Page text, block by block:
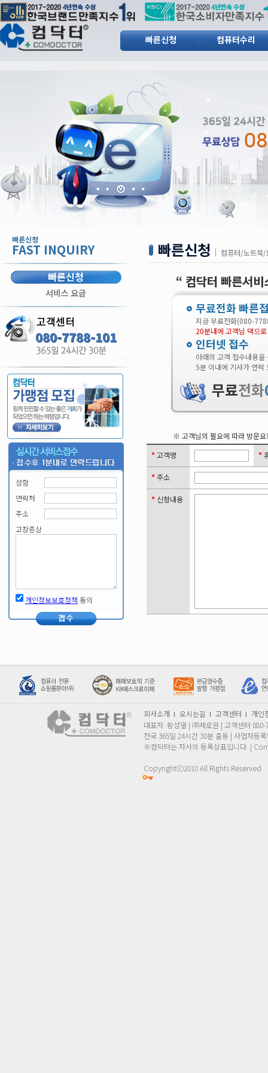
빠른신청
빠른신청
컴퓨터수리
컴퓨터수리
빠른신청
FAST INQUIRY
빠른신청
서비스 요금
080-7788-101
성함
연락처
주소
고장증상
개인정보보호정책 동의
빠른신청
컴닥터 빠른서
무료전화 빠른
지금 무료전화(080-
20분내에 고객님 댁으
인터넷 접수
아래의 고객 접수내용
5분 이내에 기사가 연락
무료전화
※ 고객님의 필요에 따라 방문
고객명
주소
신청내용
회사소개 오시는길 고객센터
개인
대표자: 황성열 | ㈜제로원 | 고객센터
전국 365일 24시간 30분 출동 | 사업자등
※컴닥터는 자사의 등록상표입니다. |
Copyrightⓒ2010 All Rights Reserved